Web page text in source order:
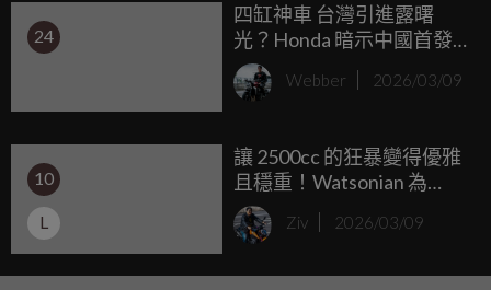
開始打造一台具備「GP 靈魂」的 250cc 二行程猛獸。
24
四缸神車 台灣引進露曙
光？Honda 暗示中國首發
的 CB500 Super Four 要到
日本展示Webber 2026/03/09
10
L
讓 2500cc 的狂暴變得優雅
且穩重！Watsonian 為
Triumph Rocket 3 打造專屬
「邊車」套件，化身地表
Ziv 2026/03/09